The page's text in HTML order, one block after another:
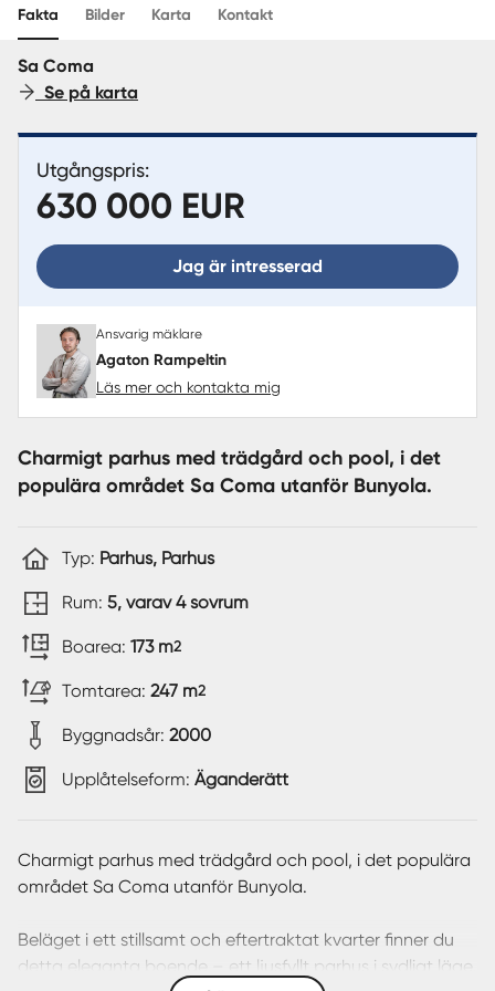
Fakta Bilder Karta Kontakt
Sa Coma
Se på karta
Utgångspris:
630 000 EUR
Jag är intresserad
Ansvarig mäklare
Agaton Rampeltin
Läs mer och kontakta mig
Charmigt parhus med trädgård och pool, i det
populära området Sa Coma utanför Bunyola.
Typ: Parhus, Parhus
Rum: 5, varav 4 sovrum
Boarea: 173 m2
Tomtarea: 247 m2
Byggnadsår: 2000
Upplåtelseform: Äganderätt
Charmigt parhus med trädgård och pool, i det populära
området Sa Coma utanför Bunyola.
Beläget i ett stillsamt och eftertraktat kvarter finner du
detta eleganta boende – ett ljusfyllt parhus i sydligt läge,